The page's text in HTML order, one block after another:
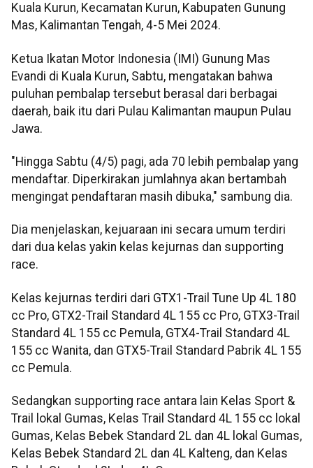
Kuala Kurun, Kecamatan Kurun, Kabupaten Gunung
Mas, Kalimantan Tengah, 4-5 Mei 2024.
Ketua Ikatan Motor Indonesia (IMI) Gunung Mas
Evandi di Kuala Kurun, Sabtu, mengatakan bahwa
puluhan pembalap tersebut berasal dari berbagai
daerah, baik itu dari Pulau Kalimantan maupun Pulau
Jawa.
"Hingga Sabtu (4/5) pagi, ada 70 lebih pembalap yang
mendaftar. Diperkirakan jumlahnya akan bertambah
mengingat pendaftaran masih dibuka," sambung dia.
Dia menjelaskan, kejuaraan ini secara umum terdiri
dari dua kelas yakin kelas kejurnas dan supporting
race.
Kelas kejurnas terdiri dari GTX1-Trail Tune Up 4L 180
cc Pro, GTX2-Trail Standard 4L 155 cc Pro, GTX3-Trail
Standard 4L 155 cc Pemula, GTX4-Trail Standard 4L
155 cc Wanita, dan GTX5-Trail Standard Pabrik 4L 155
cc Pemula.
Sedangkan supporting race antara lain Kelas Sport &
Trail lokal Gumas, Kelas Trail Standard 4L 155 cc lokal
Gumas, Kelas Bebek Standard 2L dan 4L lokal Gumas,
Kelas Bebek Standard 2L dan 4L Kalteng, dan Kelas